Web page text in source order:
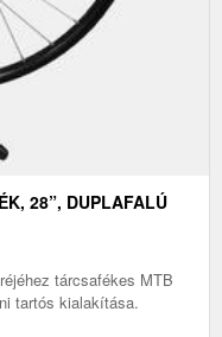
28”, DUPLAFALÚ
tárcsafékes MTB
tartós kialakítása.